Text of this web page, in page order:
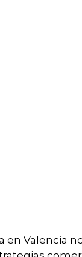
Valencia